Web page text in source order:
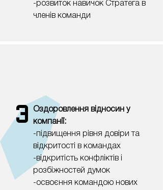
-розвиток навичок Стратега в
членів команди
Оздоровлення відносин у
компанії:
-підвищення рівня довіри та
відкритості в командах
-відкритість конфліктів і
розбіжностей думок
-освоєння командою нових
3